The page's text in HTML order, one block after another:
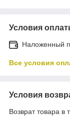
Условия
Наложенный
Все условия
Условия
Возврат товара в